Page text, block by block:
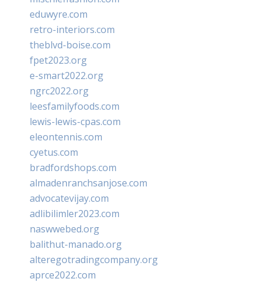
eduwyre.com
retro-interiors.com
theblvd-boise.com
fpet2023.org
e-smart2022.org
ngrc2022.org
leesfamilyfoods.com
lewis-lewis-cpas.com
eleontennis.com
cyetus.com
bradfordshops.com
almadenranchsanjose.com
advocatevijay.com
adlibilimler2023.com
naswwebed.org
balithut-manado.org
alteregotradingcompany.org
aprce2022.com